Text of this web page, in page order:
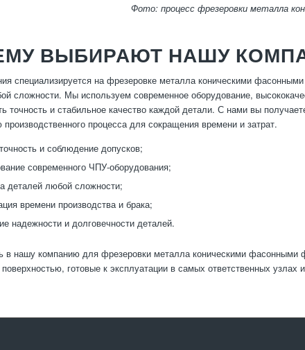
Фото: процесс фрезеровки металла
ВЫБИРАЮТ НАШУ
специализируется на фрезеровке металла коническими
сложности. Мы используем современное оборудование,
точность и стабильное качество каждой детали. С нами вы
процесса для сокращения времени и затрат.
и соблюдение допусков;
современного ЧПУ-оборудования;
деталей любой сложности;
времени производства и брака;
надежности и долговечности деталей.
в нашу компанию для фрезеровки металла коническими фасонными
готовые к эксплуатации в самых ответственных узлах